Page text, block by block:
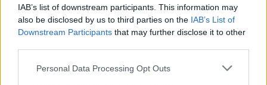
IAB’s list of downstream participants. This information may
also be disclosed by us to third parties on the IAB’s List of
Downstream Participants that may further disclose it to other
Personal Data Processing Opt Outs
Arrendar casa no Alentejo está 15,4% mais caro do que há um
aumentaram 15,4% em julho, em...